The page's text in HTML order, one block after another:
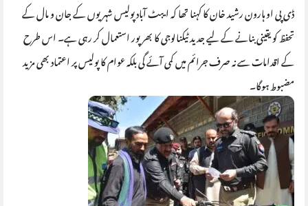
ڈی پی او ہارون رشید خان کا کہنا تھا کہ ایبٹ آباد پولیس شہریوں کے جان و مال کے
تحفظ کو یقینی بنانے کے لیے جدید ٹیکنالوجی کا بھرپور استعمال کر رہی ہے۔ اس طرح
کے اقدامات سے نہ صرف جرائم میں کمی آئے گی بلکہ عوام کا پولیس پر اعتماد بھی مزید
مضبوط ہوگا۔